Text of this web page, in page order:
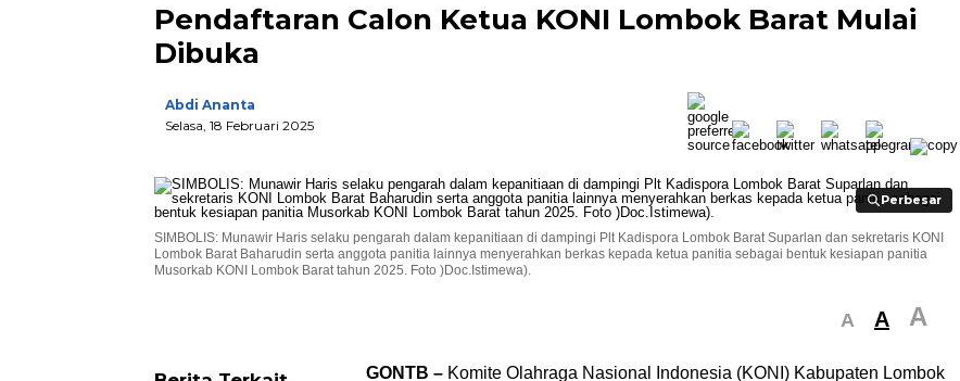
Pendaftaran Calon Ketua KONI Lombok Barat Mulai
Dibuka
Abdi Ananta
Selasa, 18 Februari 2025
Perbesar
Perbesar
SIMBOLIS: Munawir Haris selaku pengarah dalam kepanitiaan di dampingi Plt Kadispora Lombok Barat Suparlan dan sekretaris KONI
Lombok Barat Baharudin serta anggota panitia lainnya menyerahkan berkas kepada ketua panitia sebagai bentuk kesiapan panitia
Musorkab KONI Lombok Barat tahun 2025. Foto )Doc.Istimewa).
A A A
GONTB – Komite Olahraga Nasional Indonesia (KONI) Kabupaten Lombok